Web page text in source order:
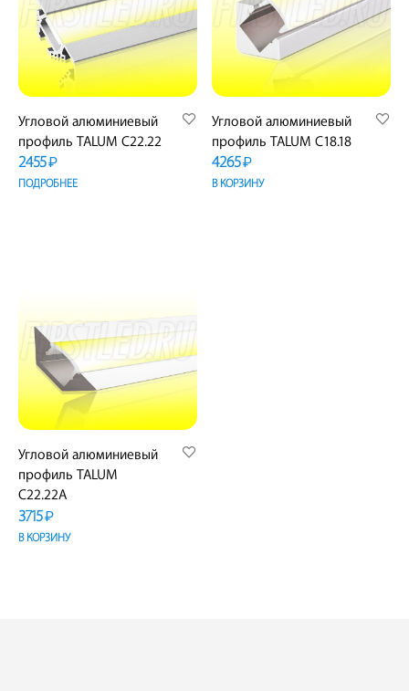
Угловой алюминиевый
профиль TALUM C22.22
2455₽
ПОДРОБНЕЕ
Угловой алюминиевый
профиль TALUM C18.18
4265₽
В КОРЗИНУ
Угловой алюминиевый
профиль TALUM
C22.22A
3715₽
В КОРЗИНУ